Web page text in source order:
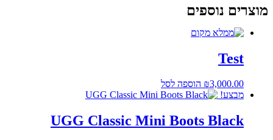
מוצרים נוספים
Test
₪3,000.00
הוספה לסל
מבצע!
UGG Classic Mini Boots Black